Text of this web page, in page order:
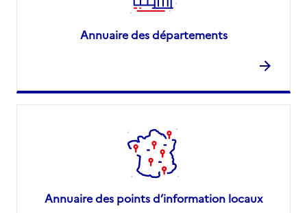
Annuaire des départements
Annuaire des points d’information locaux